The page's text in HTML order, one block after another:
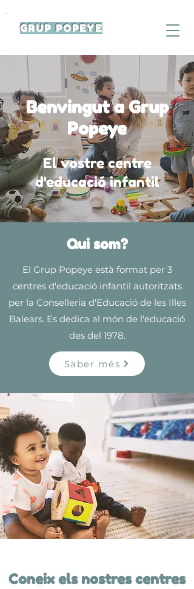
GRUP POPEYE
Benvingut a Grup
Popeye
El vostre centre
d'educació infantil
Qui som?
El Grup Popeye està format per 3
centres d'educació infantil autoritzats
per la Conselleria d'Educació de les Illes
Balears. Es dedica al món de l'educació
des del 1978.
Saber més
Coneix els nostres centres